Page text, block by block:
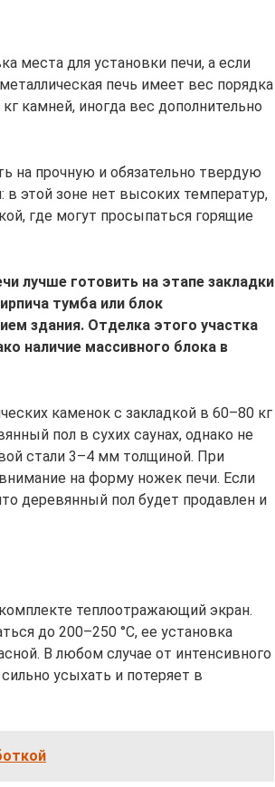
места для установки печи, а если
печь имеет вес порядка
камней, иногда вес дополнительно
на прочную и обязательно твердую
этой зоне нет высоких температур,
где могут просыпаться горящие
лучше готовить на этапе закладки
тумба или блок
здания. Отделка этого участка
наличие массивного блока в
каменок с закладкой в 60–80 кг
пол в сухих саунах, однако не
стали 3–4 мм толщиной. При
на форму ножек печи. Если
деревянный пол будет продавлен и
теплоотражающий экран.
до 200–250 °С, ее установка
В любом случае от интенсивного
усыхать и потеряет в